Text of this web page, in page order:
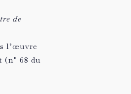
de
l’œuvre
(n° 68 du